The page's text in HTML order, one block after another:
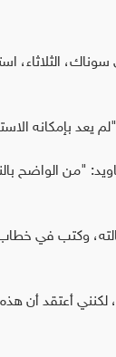
سوناك،
يعد بإمكانه
"من الواضح
وكتب في
أعتقد أن